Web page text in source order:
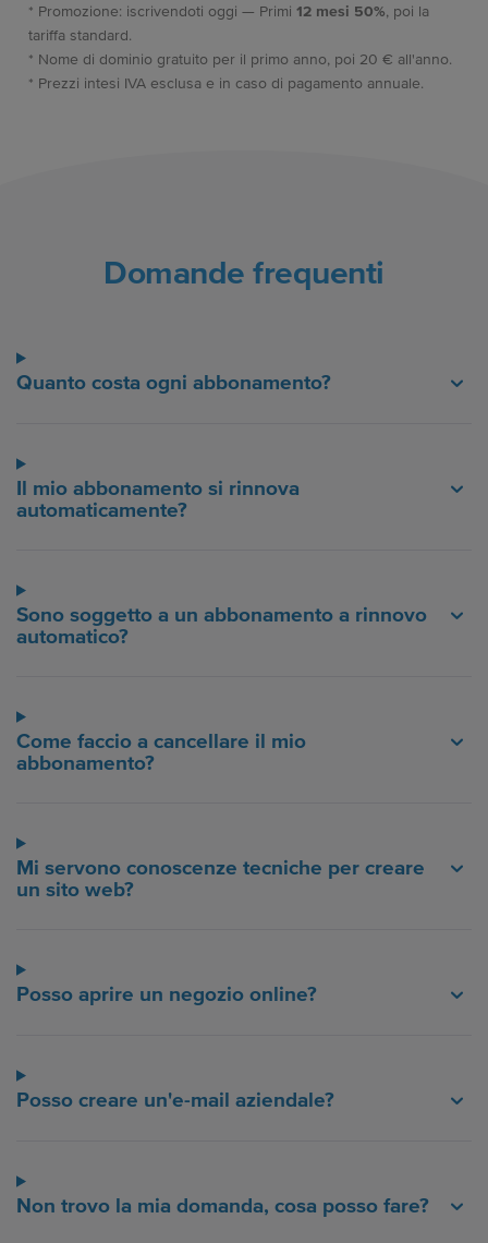
* Promozione: iscrivendoti oggi — Primi 12 mesi 50%, poi la
tariffa standard.
* Nome di dominio gratuito per il primo anno, poi 20 € all'anno.
* Prezzi intesi IVA esclusa e in caso di pagamento annuale.
Domande frequenti
Quanto costa ogni abbonamento?
Il mio abbonamento si rinnova
automaticamente?
Sono soggetto a un abbonamento a rinnovo
automatico?
Come faccio a cancellare il mio
abbonamento?
Mi servono conoscenze tecniche per creare
un sito web?
Posso aprire un negozio online?
Posso creare un'e-mail aziendale?
Non trovo la mia domanda, cosa posso fare?